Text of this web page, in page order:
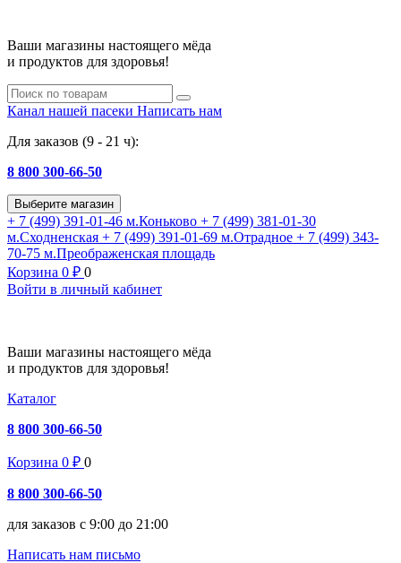
Ваши магазины настоящего мёда
и продуктов для здоровья!
Канал нашей пасеки Написать нам
Для заказов (9 - 21 ч):
8 800 300-66-50
Выберите магазин
+ 7 (499) 391-01-46 м.Коньково + 7 (499) 381-01-30
м.Сходненская + 7 (499) 391-01-69 м.Отрадное + 7 (499) 343-
70-75 м.Преображенская площадь
Корзина 0 ₽ 0
Войти в личный кабинет
Ваши магазины настоящего мёда
и продуктов для здоровья!
Каталог
8 800 300-66-50
Корзина 0 ₽ 0
8 800 300-66-50
для заказов с 9:00 до 21:00
Написать нам письмо